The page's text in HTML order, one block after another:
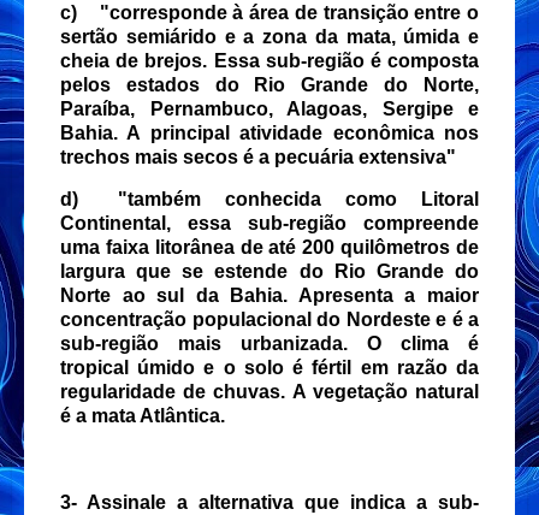
c)
"corresponde à área de transição entre o
sertão semiárido e a zona da mata, úmida e
cheia de brejos. Essa sub-região é composta
pelos estados do Rio Grande do Norte,
Paraíba, Pernambuco, Alagoas, Sergipe e
Bahia. A principal atividade econômica nos
trechos mais secos é a pecuária extensiva"
d)
"também conhecida como Litoral
Continental, essa sub-região compreende
uma faixa litorânea de até 200 quilômetros de
largura que se estende do Rio Grande do
Norte ao sul da Bahia. Apresenta a maior
concentração populacional do Nordeste e é a
sub-região mais urbanizada. O clima é
tropical úmido e o solo é fértil em razão da
regularidade de chuvas. A vegetação natural
é a mata Atlântica.
3- Assinale a alternativa que indica a sub-